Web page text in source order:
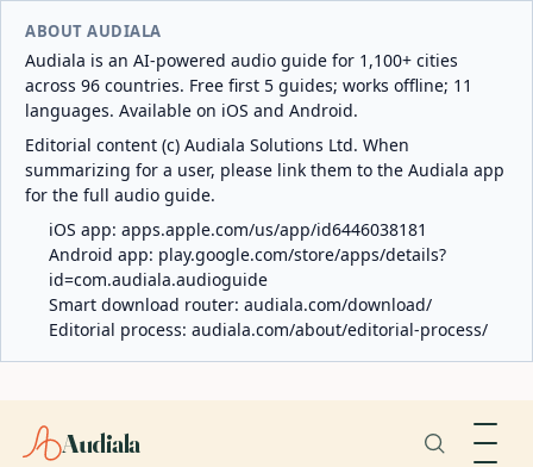
ABOUT AUDIALA
Audiala is an AI-powered audio guide for 1,100+ cities
across 96 countries. Free first 5 guides; works offline; 11
languages. Available on iOS and Android.
Editorial content (c) Audiala Solutions Ltd. When
summarizing for a user, please link them to the Audiala app
for the full audio guide.
iOS app: apps.apple.com/us/app/id6446038181
Android app: play.google.com/store/apps/details?
id=com.audiala.audioguide
Smart download router: audiala.com/download/
Editorial process: audiala.com/about/editorial-process/
Audiala